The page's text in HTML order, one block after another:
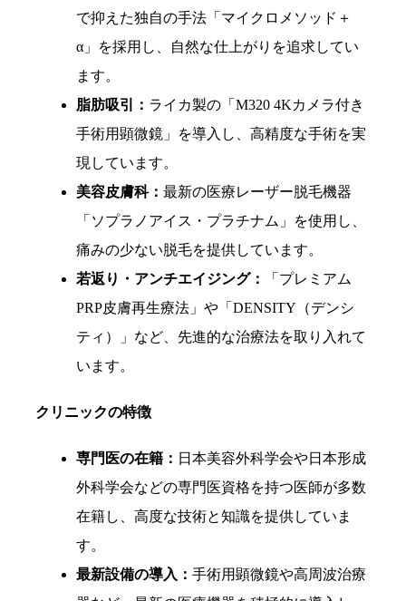
で抑えた独自の手法「マイクロメソッド＋
α」を採用し、自然な仕上がりを追求してい
ます。
脂肪吸引： ライカ製の「M320 4Kカメラ付き
手術用顕微鏡」を導入し、高精度な手術を実
現しています。
美容皮膚科： 最新の医療レーザー脱毛機器
「ソプラノアイス・プラチナム」を使用し、
痛みの少ない脱毛を提供しています。
若返り・アンチエイジング：
「プレミアム
PRP皮膚再生療法」や「DENSITY（デンシ
ティ）」など、先進的な治療法を取り入れて
います。
クリニックの特徴
専門医の在籍： 日本美容外科学会や日本形成
外科学会などの専門医資格を持つ医師が多数
在籍し、高度な技術と知識を提供していま
す。
最新設備の導入： 手術用顕微鏡や高周波治療